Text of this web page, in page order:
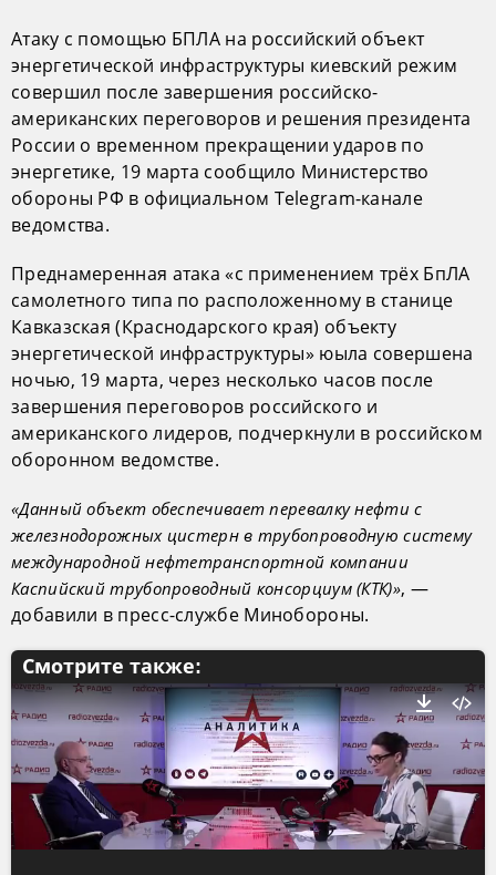
Атаку с помощью БПЛА на российский объект
энергетической инфраструктуры киевский режим
совершил после завершения российско-
американских переговоров и решения президента
России о временном прекращении ударов по
энергетике, 19 марта сообщило Министерство
обороны РФ в официальном Telegram-канале
ведомства.
Преднамеренная атака «с применением трёх БпЛА
самолетного типа по расположенному в станице
Кавказская (Краснодарского края) объекту
энергетической инфраструктуры» юыла совершена
ночью, 19 марта, через несколько часов после
завершения переговоров российского и
американского лидеров, подчеркнули в российском
оборонном ведомстве.
«Данный объект обеспечивает перевалку нефти с
железнодорожных цистерн в трубопроводную систему
международной нефтетранспортной компании
Каспийский трубопроводный консорциум (КТК)», —
добавили в пресс-службе Минобороны.
Смотрите также: